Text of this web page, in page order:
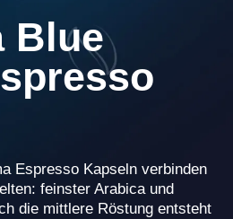
Blue
Espresso Kapseln verbinden
feinster Arabica und
die mittlere Röstung entsteht